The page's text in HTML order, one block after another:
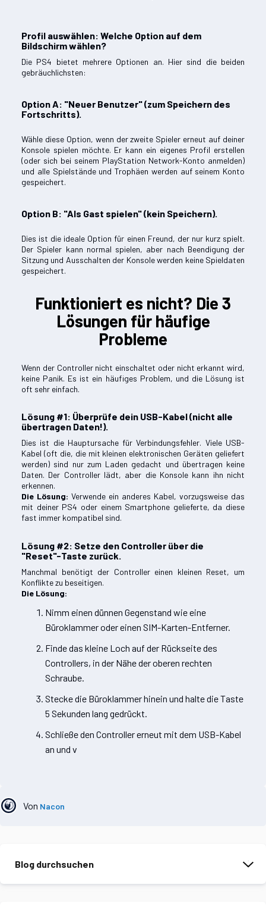
Profil auswählen: Welche Option auf dem
Bildschirm wählen?
Die PS4 bietet mehrere Optionen an. Hier sind die beiden
gebräuchlichsten:
Option A: "Neuer Benutzer" (zum Speichern des
Fortschritts).
Wähle diese Option, wenn der zweite Spieler erneut auf deiner
Konsole spielen möchte. Er kann ein eigenes Profil erstellen
(oder sich bei seinem PlayStation Network-Konto anmelden)
und alle Spielstände und Trophäen werden auf seinem Konto
gespeichert.
Option B: "Als Gast spielen" (kein Speichern).
Dies ist die ideale Option für einen Freund, der nur kurz spielt.
Der Spieler kann normal spielen, aber nach Beendigung der
Sitzung und Ausschalten der Konsole werden keine Spieldaten
gespeichert.
Funktioniert es nicht? Die 3
Lösungen für häufige
Probleme
Wenn der Controller nicht einschaltet oder nicht erkannt wird,
keine Panik. Es ist ein häufiges Problem, und die Lösung ist
oft sehr einfach.
Lösung #1: Überprüfe dein USB-Kabel (nicht alle
übertragen Daten!).
Dies ist die Hauptursache für Verbindungsfehler. Viele USB-
Kabel (oft die, die mit kleinen elektronischen Geräten geliefert
werden) sind nur zum Laden gedacht und übertragen keine
Daten. Der Controller lädt, aber die Konsole kann ihn nicht
erkennen.
Die Lösung: Verwende ein anderes Kabel, vorzugsweise das
mit deiner PS4 oder einem Smartphone gelieferte, da diese
fast immer kompatibel sind.
Lösung #2: Setze den Controller über die
"Reset"-Taste zurück.
Manchmal benötigt der Controller einen kleinen Reset, um
Konflikte zu beseitigen.
Die Lösung:
Nimm einen dünnen Gegenstand wie eine
Büroklammer oder einen SIM-Karten-Entferner.
Finde das kleine Loch auf der Rückseite des
Controllers, in der Nähe der oberen rechten
Schraube.
Stecke die Büroklammer hinein und halte die Taste
5 Sekunden lang gedrückt.
Schließe den Controller erneut mit dem USB-Kabel
an und v
Von Nacon
Blog durchsuchen